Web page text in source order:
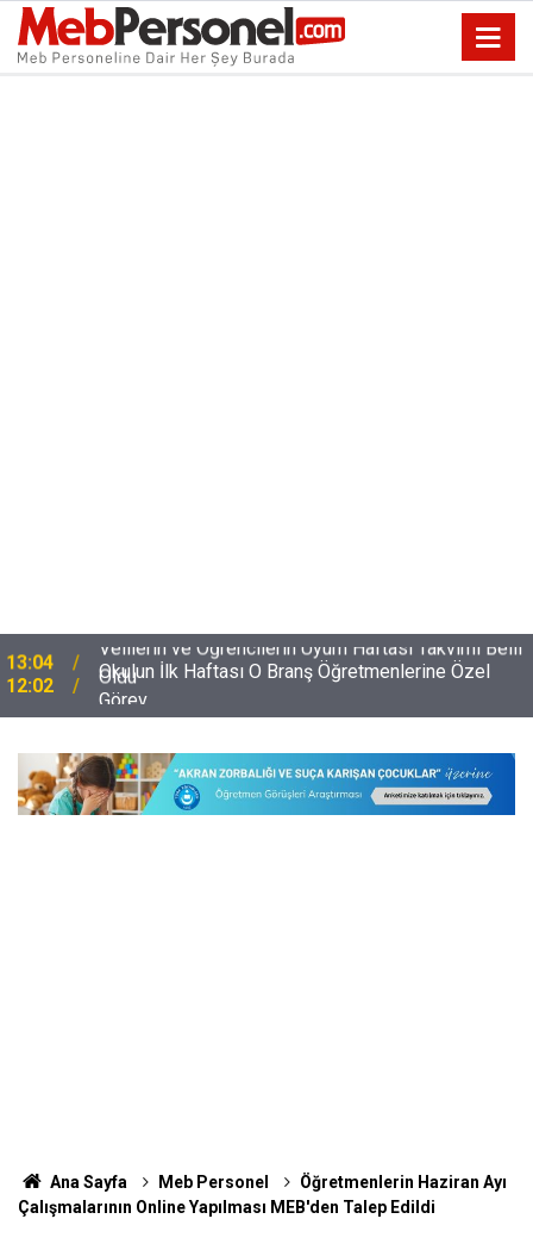
12:02
Okulun İlk Haftası O Branş Öğretmenlerine Özel
Görev
Ana Sayfa Meb Personel
Öğretmenlerin Haziran Ayı
Çalışmalarının Online Yapılması MEB'den Talep Edildi